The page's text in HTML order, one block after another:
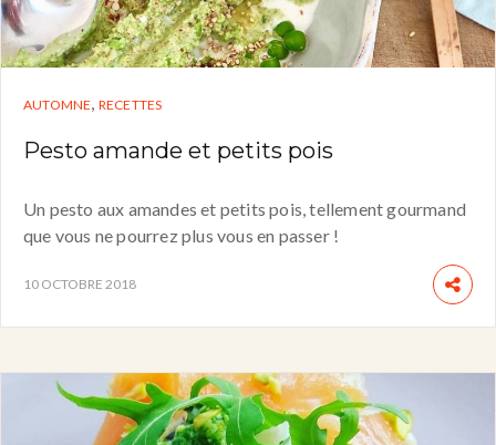
AUTOMNE, RECETTES
Pesto amande et petits pois
Un pesto aux amandes et petits pois, tellement gourmand
que vous ne pourrez plus vous en passer !
10 OCTOBRE 2018